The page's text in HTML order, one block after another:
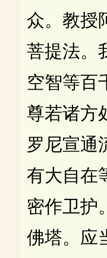
众。教授
菩提法。
空智等百
尊若诸方
罗尼宣通
有大自在
密作卫护
佛塔。应